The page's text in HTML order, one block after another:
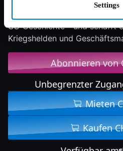
Settings
US-Geschichte - und schafft
Kriegshelden und
Abonnieren von
Unbegrenzter
Mieten
Kaufen